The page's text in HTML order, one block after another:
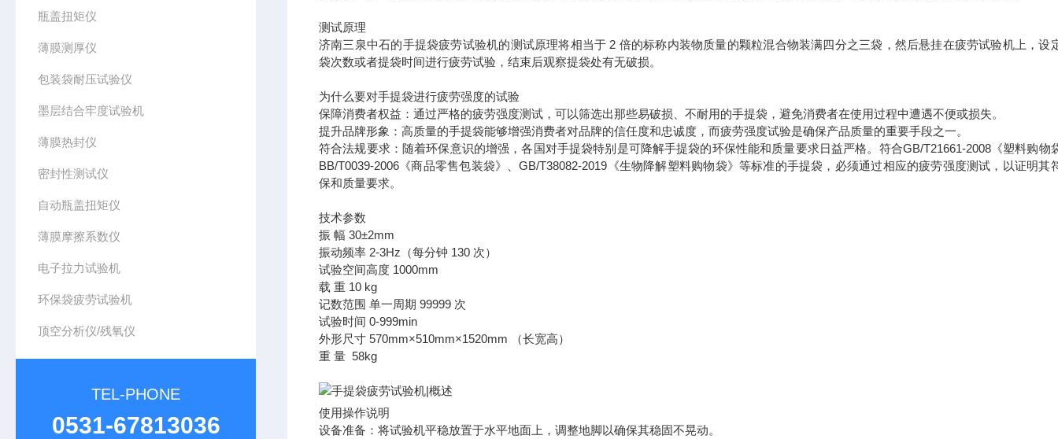
瓶盖扭矩仪
薄膜测厚仪
包装袋耐压试验仪
墨层结合牢度试验机
薄膜热封仪
密封性测试仪
自动瓶盖扭矩仪
薄膜摩擦系数仪
电子拉力试验机
环保袋疲劳试验机
顶空分析仪/残氧仪
TEL-PHONE
0531-67813036
测试原理
济南三泉中石的手提袋疲劳试验机的测试原理将相当于 2 倍的标称内装物质量的颗粒混合物装满四分之三袋，然后悬挂在疲劳试验机上，设
袋次数或者提袋时间进行疲劳试验，结束后观察提袋处有无破损。
为什么要对手提袋进行疲劳强度的试验
保障消费者权益：通过严格的疲劳强度测试，可以筛选出那些易破损、不耐用的手提袋，避免消费者在使用过程中遭遇不便或损失。
提升品牌形象：高质量的手提袋能够增强消费者对品牌的信任度和忠诚度，而疲劳强度试验是确保产品质量的重要手段之一。
符合法规要求：随着环保意识的增强，各国对手提袋特别是可降解手提袋的环保性能和质量要求日益严格。符合GB/T21661-2008《塑料购物
BB/T0039-2006《商品零售包装袋》、GB/T38082-2019《生物降解塑料购物袋》等标准的手提袋，必须通过相应的疲劳强度测试，以证明其
保和质量要求。
技术参数
振 幅 30±2mm
振动频率 2-3Hz（每分钟 130 次）
试验空间高度 1000mm
载 重 10 kg
记数范围 单一周期 99999 次
试验时间 0-999min
外形尺寸 570mm×510mm×1520mm （长宽高）
重 量 58kg
使用操作说明
设备准备：将试验机平稳放置于水平地面上，调整地脚以确保其稳固不晃动。